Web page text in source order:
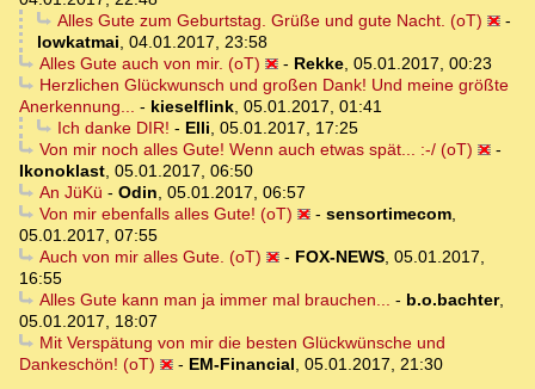
Alles Gute zum Geburtstag. Grüße und gute Nacht. (oT)
-
lowkatmai, 04.01.2017, 23:58
Alles Gute auch von mir. (oT)
- Rekke, 05.01.2017, 00:23
Herzlichen Glückwunsch und großen Dank! Und meine größte
Anerkennung... - kieselflink, 05.01.2017, 01:41
Ich danke DIR! - Elli, 05.01.2017, 17:25
Von mir noch alles Gute! Wenn auch etwas spät... :-/ (oT)
-
Ikonoklast, 05.01.2017, 06:50
An JüKü - Odin, 05.01.2017, 06:57
Von mir ebenfalls alles Gute! (oT)
- sensortimecom,
05.01.2017, 07:55
Auch von mir alles Gute. (oT)
- FOX-NEWS, 05.01.2017,
16:55
Alles Gute kann man ja immer mal brauchen... - b.o.bachter,
05.01.2017, 18:07
Mit Verspätung von mir die besten Glückwünsche und
Dankeschön! (oT)
- EM-Financial, 05.01.2017, 21:30